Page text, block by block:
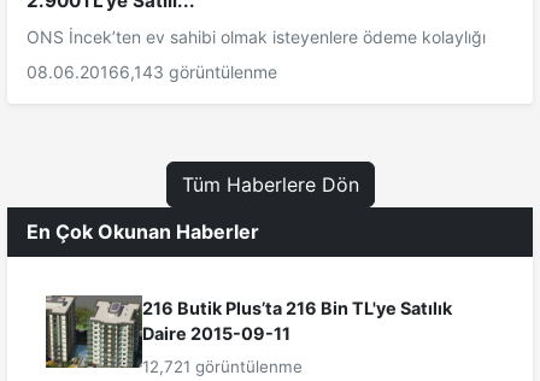
ONS İncek’ten ev sahibi olmak isteyenlere ödeme kolaylığı
08.06.20166,143 görüntülenme
Tüm Haberlere Dön
En Çok Okunan Haberler
216 Butik Plus’ta 216 Bin TL'ye Satılık
Daire 2015-09-11
12,721 görüntülenme